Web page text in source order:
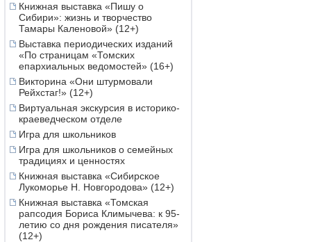
Книжная выставка «Пишу о
Сибири»: жизнь и творчество
Тамары Каленовой» (12+)
Выставка периодических изданий
«По страницам «Томских
епархиальных ведомостей» (16+)
Викторина «Они штурмовали
Рейхстаг!» (12+)
Виртуальная экскурсия в историко-
краеведческом отделе
Игра для школьников
Игра для школьников о семейных
традициях и ценностях
Книжная выставка «Сибирское
Лукоморье Н. Новгородова» (12+)
Книжная выставка «Томская
рапсодия Бориса Климычева: к 95-
летию со дня рождения писателя»
(12+)